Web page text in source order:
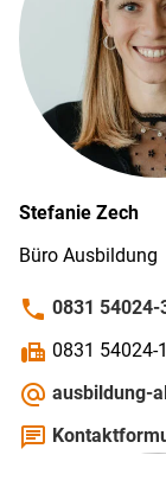
Stefanie Zech
Büro Ausbildung
phone 0831 54024-
fax 0831 54024-
alternate_email ausbildung-
chat